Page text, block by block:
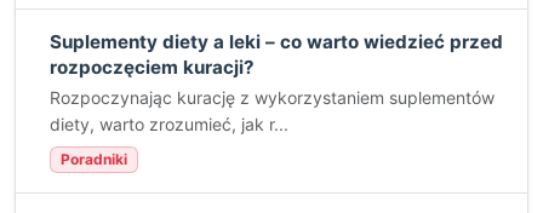
Suplementy diety a leki – co warto wiedzieć przed
rozpoczęciem kuracji?
Rozpoczynając kurację z wykorzystaniem suplementów
diety, warto zrozumieć, jak r...
Poradniki